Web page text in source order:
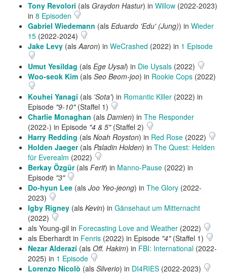
Tony Revolori (als Graydon Hastur) in Willow (2022-2023)
in 8 Episoden
Gabriel Wiedemann (als Eduardo 'Edu' (Jung)) in Wieder
15 (2022-2024)
Jake Levy (alsAaron) in WeCrashed (2022) in 1 Episode
Umut Yesildag (als Ege Uysal) in Die Uysals (2022)
Woo-seok Kim (als Seo Beom-joo) in Rookie Cops (2022)
Kouhei Yanagi (als 'Sota') in Romantic Killer (2022) in
Episode "9-10"(Staffel 1)
Charlie Monaghan (als Damien) in The Responder
(2022-) in Episode "4 & 5"(Staffel 2)
Harry Redding (als Noah Royston) in Red Rose (2022)
Holden Jaeger(als Paladin Holden) in The Quest: Helden
für Everealm (2022)
Berkay Özgür(als Ferit) in Manno-Pause (2022) in
Episode "3"
Do-hyun Lee (als Joo Yeo-jeong) in The Glory (2022-
2023)
Igby Rigney (als Kevin) in Gänsehaut um Mitternacht
(2022)
als Young-gil in Forecasting Love and Weather (2022)
als Eberhardt in Fenris (2022) in Episode "4"(Staffel 1)
Nezar Alderazi (als Off. Hakim) in FBI: International (2022-
2025) in 1 Episode
Lorenzo Nicolò (als Silverio) in DI4RIES (2022-2023)